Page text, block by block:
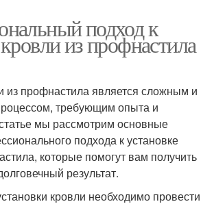
подход к
из профнастила
из профнастила является сложным и
требующим опыта и
мы рассмотрим основные
подхода к установке
которые помогут вам получить
результат.
кровли необходимо провести